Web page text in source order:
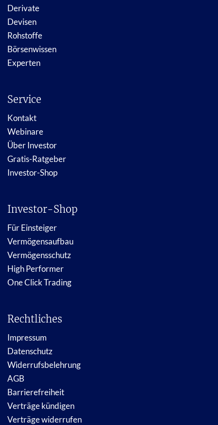
Derivate
Devisen
Rohstoffe
Börsenwissen
Experten
Service
Kontakt
Webinare
Über Investor
Gratis-Ratgeber
Investor-Shop
Investor-Shop
Für Einsteiger
Vermögensaufbau
Vermögensschutz
High Performer
One Click Trading
Rechtliches
Impressum
Datenschutz
Widerrufsbelehrung
AGB
Barrierefreiheit
Verträge kündigen
Verträge widerrufen